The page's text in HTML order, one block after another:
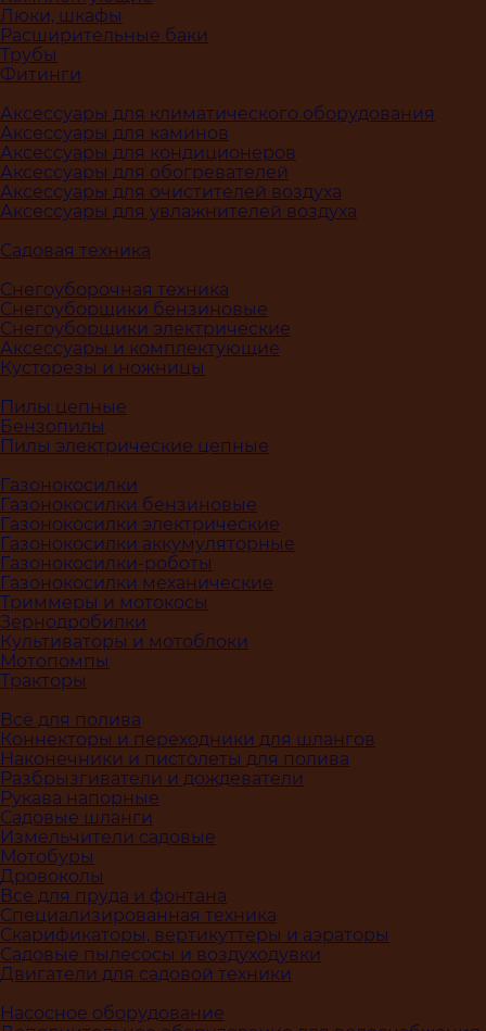
Люки, шкафы
Расширительные баки
Трубы
Фитинги
Аксессуары для климатического оборудования
Аксессуары для каминов
Аксессуары для кондиционеров
Аксессуары для обогревателей
Аксессуары для очистителей воздуха
Аксессуары для увлажнителей воздуха
Садовая техника
Снегоуборочная техника
Снегоуборщики бензиновые
Снегоуборщики электрические
Аксессуары и комплектующие
Кусторезы и ножницы
Пилы цепные
Бензопилы
Пилы электрические цепные
Газонокосилки
Газонокосилки бензиновые
Газонокосилки электрические
Газонокосилки аккумуляторные
Газонокосилки-роботы
Газонокосилки механические
Триммеры и мотокосы
Зернодробилки
Культиваторы и мотоблоки
Мотопомпы
Тракторы
Всё для полива
Коннекторы и переходники для шлангов
Наконечники и пистолеты для полива
Разбрызгиватели и дождеватели
Рукава напорные
Садовые шланги
Измельчители садовые
Мотобуры
Дровоколы
Все для пруда и фонтана
Специализированная техника
Скарификаторы, вертикуттеры и аэраторы
Садовые пылесосы и воздуходувки
Двигатели для садовой техники
Насосное оборудование